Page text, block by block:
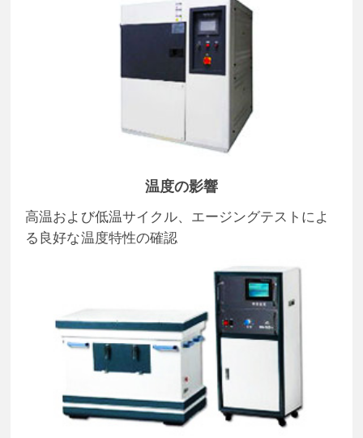
温度の影響
高温および低温サイクル、エージングテストによ
る良好な温度特性の確認